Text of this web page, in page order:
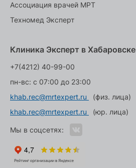
Ассоциация врачей МРТ
Техномед Эксперт
Клиника Эксперт в Хабаровске
+7(4212) 40-99-00
пн-вс: с 07:00 до 23:00
khab.rec@mrtexpert.ru
(физ. лица)
khab.rec@mrtexpert.ru
(юр. лица)
Мы в соцсетях: